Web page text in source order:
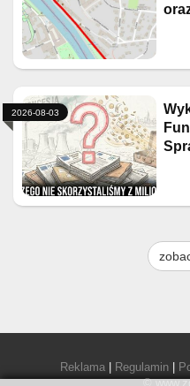
2026-08-03
Reklama Regulamin
©